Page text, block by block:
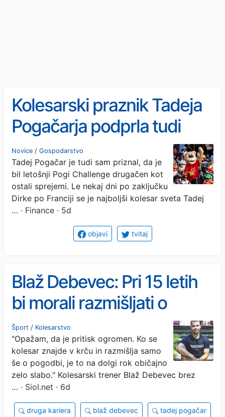
Kolesarski praznik Tadeja
Pogačarja podprla tudi
zavarovalnica Generali
Novice / Gospodarstvo
Tadej Pogačar je tudi sam priznal, da je
bil letošnji Pogi Challenge drugačen kot
ostali sprejemi. Le nekaj dni po zaključku
Dirke po Franciji se je najboljši kolesar sveta Tadej
… · Finance · 5d
objavi tvitaj
Blaž Debevec: Pri 15 letih
bi morali razmišljati o
domači nalogi, ne pa o
pogodbah
Šport / Kolesarstvo
"Opažam, da je pritisk ogromen. Ko se
kolesar znajde v krču in razmišlja samo
še o pogodbi, je to na dolgi rok običajno
zelo slabo." Kolesarski trener Blaž Debevec brez
… · Siol.net · 6d
druga kariera blaž debevec tadej pogačar